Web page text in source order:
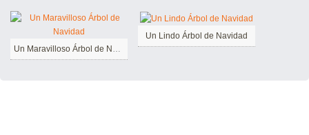
Un Maravilloso Árbol de Navidad
Un Lindo Árbol de Navidad